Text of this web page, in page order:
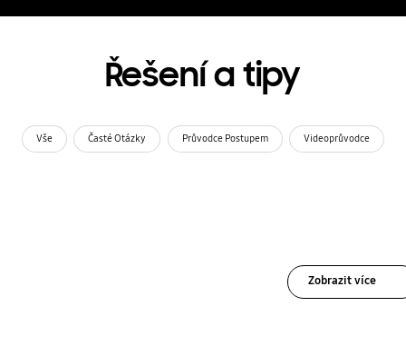
Řešení a tipy
Vše Časté Otázky Průvodce Postupem Videoprůvodce
Zobrazit více